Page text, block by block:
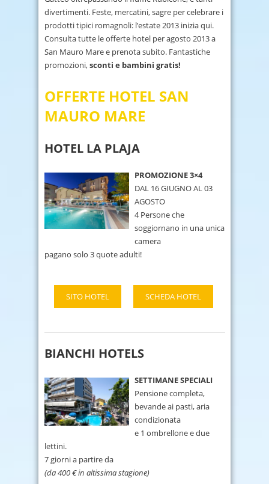
divertimenti. Feste, mercatini, sagre per celebrare i
prodotti tipici romagnoli: l’estate 2013 inizia qui.
Consulta tutte le offerte hotel per agosto 2013 a
San Mauro Mare e prenota subito. Fantastiche
promozioni,sconti e bambini gratis!
OFFERTE HOTEL SAN
MAURO MARE
HOTEL LA PLAJA
PROMOZIONE 3×4
DAL 16 GIUGNO AL 03
AGOSTO
4 Persone che
soggiornano in una unica
camera
pagano solo 3 quote adulti!
SCHEDA HOTEL
SITO HOTEL
BIANCHI HOTELS
SETTIMANE SPECIALI
Pensione completa,
bevande ai pasti, aria
condizionata
e 1 ombrellone e due
lettini.
7 giorni a partire da
(da 400 € in altissima stagione)